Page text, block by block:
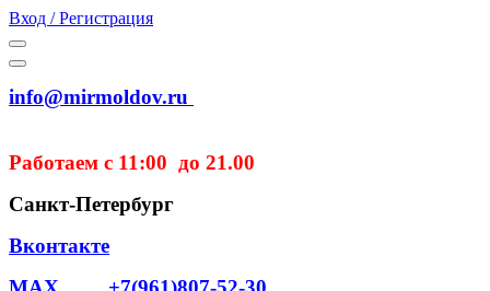
Вход / Регистрация
info@mirmoldov.ru
Работаем с 11:00 до 21.00
Санкт-Петербург
Вконтакте